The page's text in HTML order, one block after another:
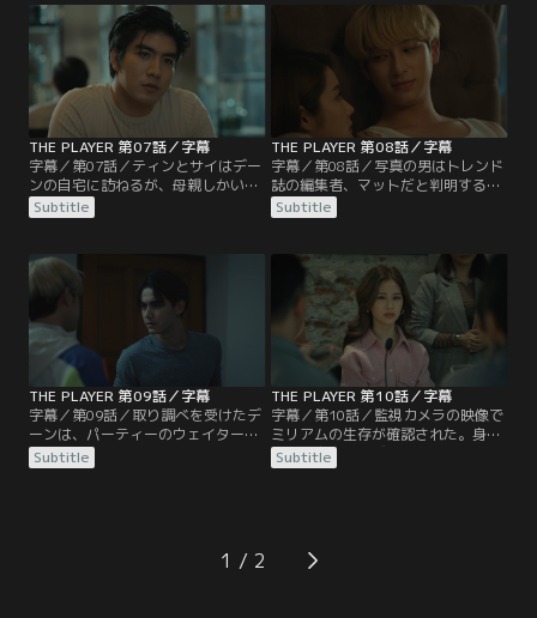
リアムが学生時代に同棲していたDV
と麻薬を常習するトンだ。別れたあ
とも、金の無心にミリアムに付きま
とっていた。
かったという。その上、ティンがミ
リアムの友人だとはいえ、公私混同
で深入りすれば墓穴を掘るとティン
に釘を刺した。ティンは、ギウィの
背景に何かあると感じるが、証拠も
なく深入りできない。
THE PLAYER 第07話／字幕
字幕／第07話／ティンとサイはデー
ンの自宅に訪ねるが、母親しかいな
い。デーンは仕事に出たきりで、し
ばらく連絡が取れていないという。
め、パーティー会場で撮影された写
真から出席者を洗い直すティンとサ
イ。不思議なことに、ミリアムの姿
がどこにも写っていないことに気づ
く。疑問が残るなか、捜査に新たな
展開を生む写真が見つかる。
Subtitle
THE PLAYER 第08話／字幕
字幕／第08話／写真の男はトレンド
誌の編集者、マットだと判明する。
事情聴取にマットの自宅に向かった
が、ベルリン留学時代にピッチと知
れない。その時、失踪現場付近の池
から女性の遺体が発見されたとの連
絡を受ける。ミリアムの身元確認の
ために現場に急行するティンとサ
イ。しかし遺体は、別の女性だっ
Subtitle
THE PLAYER 第09話／字幕
字幕／第09話／取り調べを受けたデ
ーンは、パーティーのウェイターだ
ったことを認めるが、ミリアムもピ
ンエムも知らないといい、事件との
するマイキーが男娼で、事件後家に
帰ってないこと、2週間前にティム
Subtitle
THE PLAYER 第10話／字幕
字幕／第10話／監視カメラの映像で
ミリアムの生存が確認された。身を
隠す理由は、イヴとのトラブルかも
知れない。失踪の少し前、イヴがミ
営に損害を与えたことと…。
Subtitle
1